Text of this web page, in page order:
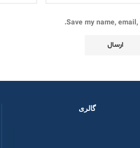
Save my name,
گالری